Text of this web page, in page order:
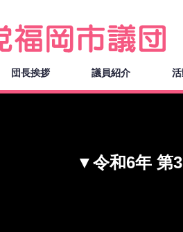
団長挨拶 議員紹介
▼令和6年 第